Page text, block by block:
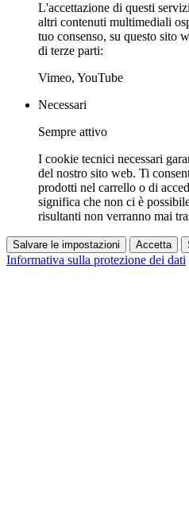
L'accettazione di questi
altri contenuti multimediali
tuo consenso, su questo sito
di terze parti:
Vimeo, YouTube
Necessari
Sempre attivo
I cookie tecnici necessari
del nostro sito web. Ti
prodotti nel carrello o di
significa che non ci è
risultanti non verranno mai
Salvare le impostazioni Accetta
Informativa sulla protezione dei dati